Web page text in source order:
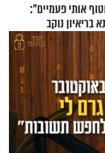
אותי פעמיים":
בריאיון נוקב